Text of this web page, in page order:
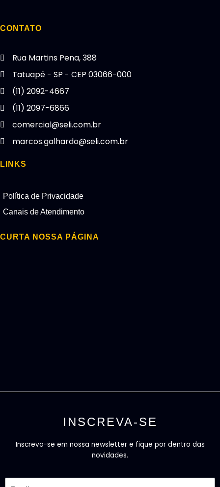
CONTATO
Rua Martins Pena, 388
Tatuapé - SP - CEP 03066-000
(11) 2092-4667
(11) 2097-6866
comercial@seli.com.br
marcos.galhardo@seli.com.br
LINKS
Política de Privacidade
Canais de Atendimento
CURTA NOSSA PÁGINA
INSCREVA-SE
Inscreva-se em nossa newsletter e fique por dentro das
novidades.